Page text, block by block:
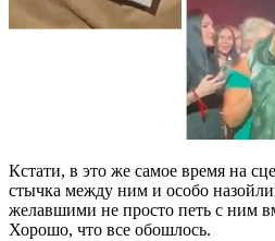
Кстати, в это же самое время на
стычка между ним и особо
желавшими не просто петь с ним
Хорошо, что все обошлось.